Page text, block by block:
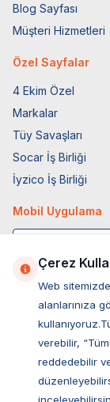
Blog Sayfası
Müşteri Hizmetleri
Özel Sayfalar
4 Ekim Özel
Markalar
Tüy Savaşları
Socar İş Birliği
İyzico İş Birliği
Mobil Uygulama
Müşteri Hizmetleri
Çerez
Web
alanlarınıza
verebilir,
reddedebilir